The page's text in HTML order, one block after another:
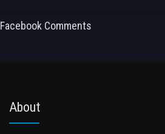
Facebook Comments
About